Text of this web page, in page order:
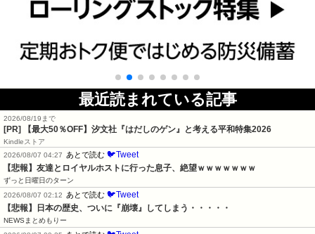
最近読まれている記事
2026/08/19まで
[PR] 【最大50％OFF】汐文社『はだしのゲン』と考える平和特集2026
Kindleストア
2026/08/07 04:27
あとで読む 🐦Tweet
【悲報】友達とロイヤルホストに行った息子、絶望ｗｗｗｗｗｗｗ
ずっと日曜日のターン
2026/08/07 02:12
あとで読む 🐦Tweet
【悲報】日本の歴史、ついに『崩壊』してしまう・・・・・
NEWSまとめもりー